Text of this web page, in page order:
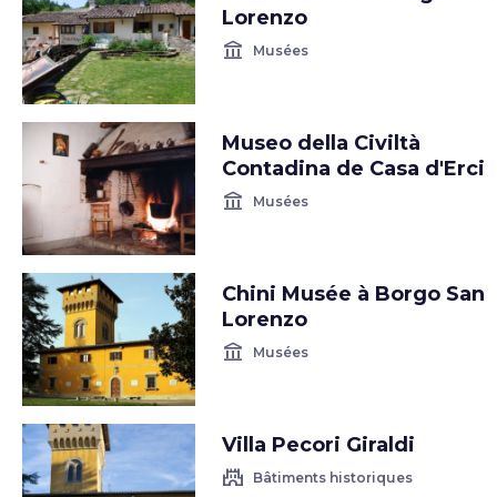
Lorenzo
account_balance Musées
Museo della Civiltà
Contadina de Casa d'Erci
account_balance Musées
Chini Musée à Borgo San
Lorenzo
account_balance Musées
Villa Pecori Giraldi
castle Bâtiments historiques